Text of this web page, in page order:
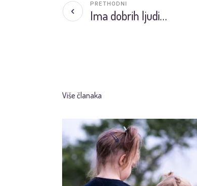
Ima dobrih ljudi…
PRETHODNI
Više članaka